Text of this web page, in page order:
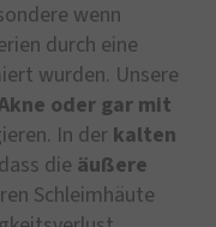
wenn
durch eine
wurden. Unsere
oder gar mit
In der kalten
die äußere
Schleimhäute